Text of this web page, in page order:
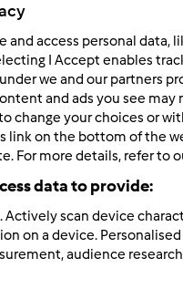
di ottobre, dopo
and access personal data,
I Accept enables
we and our partners
and ads you see may
change your choices or
link on the bottom of the
For more details, refer to
data to provide:
Actively scan device
on a device.
audience